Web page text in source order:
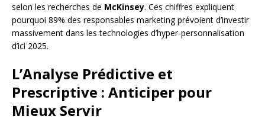
selon les recherches de McKinsey. Ces chiffres expliquent
pourquoi 89% des responsables marketing prévoient d’investir
massivement dans les technologies d’hyper-personnalisation
d’ici 2025.
L’Analyse Prédictive et
Prescriptive : Anticiper pour
Mieux Servir